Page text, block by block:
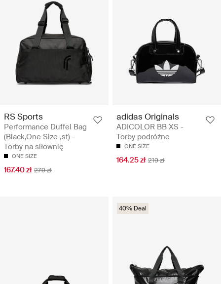
RS Sports
Performance Duffel Bag
(Black,One Size ,st) -
Torby na siłownię
ONE SIZE
167.40 zł 279 zł
adidas Originals
ADICOLOR BB XS -
Torby podróżne
ONE SIZE
164.25 zł 219 zł
40% Deal